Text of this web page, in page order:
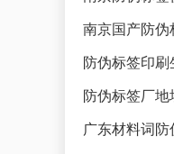
南京国产防伪
防伪标签印
防伪标签厂
广东材料词